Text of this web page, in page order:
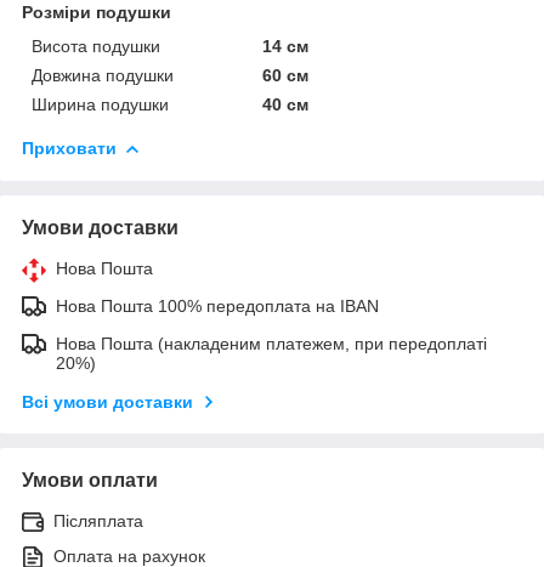
Розміри подушки
Висота подушки
14 см
Довжина подушки
60 см
Ширина подушки
40 см
Приховати
Умови доставки
Нова Пошта
Нова Пошта 100% передоплата на IBAN
Нова Пошта (накладеним платежем, при передоплаті
20%)
Всі умови доставки
Умови оплати
Післяплата
Оплата на рахунок